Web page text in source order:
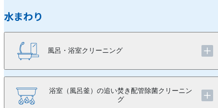
水まわり
風呂・浴室クリーニング
浴室（風呂釜）の追い焚き配管除菌クリーニン
グ